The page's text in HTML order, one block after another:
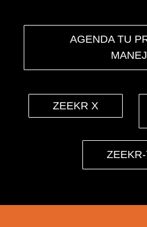
AGENDA TU
ZEEKR X